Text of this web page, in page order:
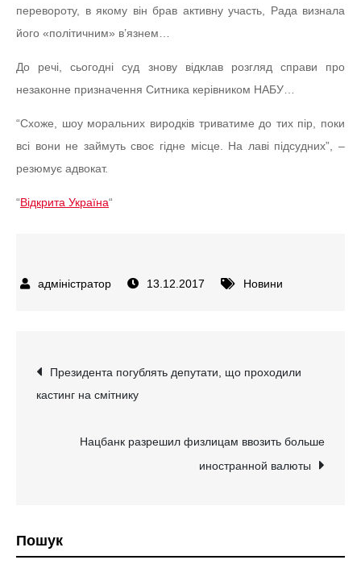
перевороту, в якому він брав активну участь, Рада визнала
його «політичним» в’язнем…
До речі, сьогодні суд знову відклав розгляд справи про
незаконне призначення Ситника керівником НАБУ…
“Схоже, шоу моральних виродків триватиме до тих пір, поки
всі вони не займуть своє гідне місце. На лаві підсудних”, –
резюмує адвокат.
“Відкрита Україна“
13.12.2017 Новини
Навігація
записів
Президента погублять депутати, що проходили
кастинг на смітнику
Нацбанк разрешил физлицам ввозить больше
иностранной валюты
Пошук